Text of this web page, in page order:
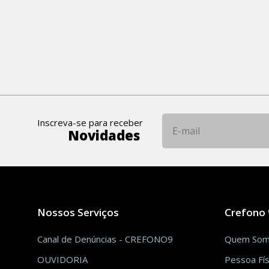
Inscreva-se para receber
Novidades
Nossos Serviços
Canal de Denúncias - CREFONO9
OUVIDORIA
Crefono
Quem
Pessoa